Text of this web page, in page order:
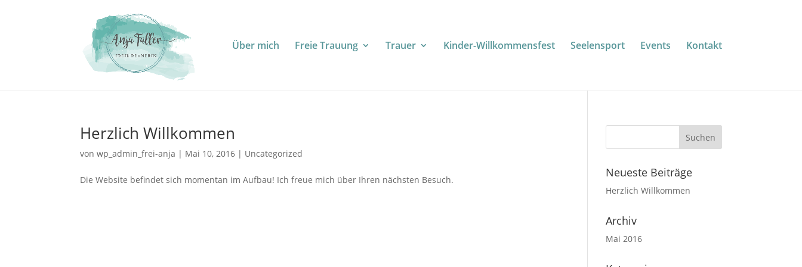
Über mich Freie Trauung Trauer Kinder-Willkommensfest Seelensport Events Kontakt
Herzlich Willkommen
vonwp_admin_frei-anja | Mai 10, 2016 | Uncategorized
Die Website befindet sich momentan im Aufbau! Ich freue mich über Ihren nächsten Besuch.
Neueste Beiträge
Herzlich Willkommen
Archiv
Mai 2016